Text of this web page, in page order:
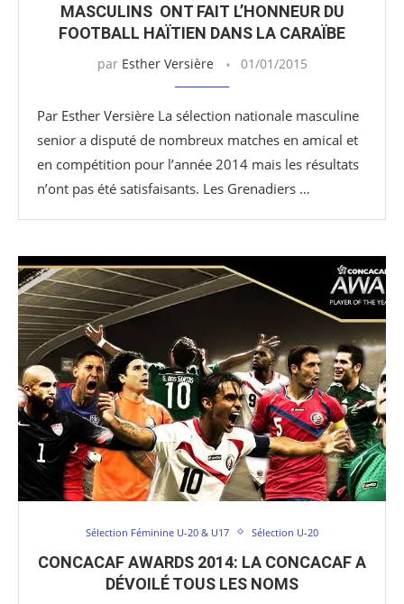
MASCULINS ONT FAIT L’HONNEUR DU
FOOTBALL HAÏTIEN DANS LA CARAÏBE
par Esther Versière 01/01/2015
Par Esther Versière La sélection nationale masculine
senior a disputé de nombreux matches en amical et
en compétition pour l’année 2014 mais les résultats
n’ont pas été satisfaisants. Les Grenadiers …
Sélection Féminine U-20 & U17 Sélection U-20
CONCACAF AWARDS 2014: LA CONCACAF A
DÉVOILÉ TOUS LES NOMS